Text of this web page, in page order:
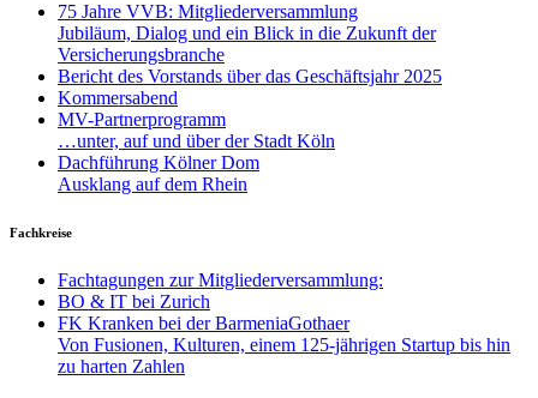
75 Jahre VVB: Mitgliederversammlung
Jubiläum, Dialog und ein Blick in die Zukunft der
Versicherungsbranche
Bericht des Vorstands über das Geschäftsjahr 2025
Kommersabend
MV-Partnerprogramm
…unter, auf und über der Stadt Köln
Dachführung Kölner Dom
Ausklang auf dem Rhein
Fachkreise
Fachtagungen zur Mitgliederversammlung:
BO & IT bei Zurich
FK Kranken bei der BarmeniaGothaer
Von Fusionen, Kulturen, einem 125-jährigen Startup bis hin
zu harten Zahlen